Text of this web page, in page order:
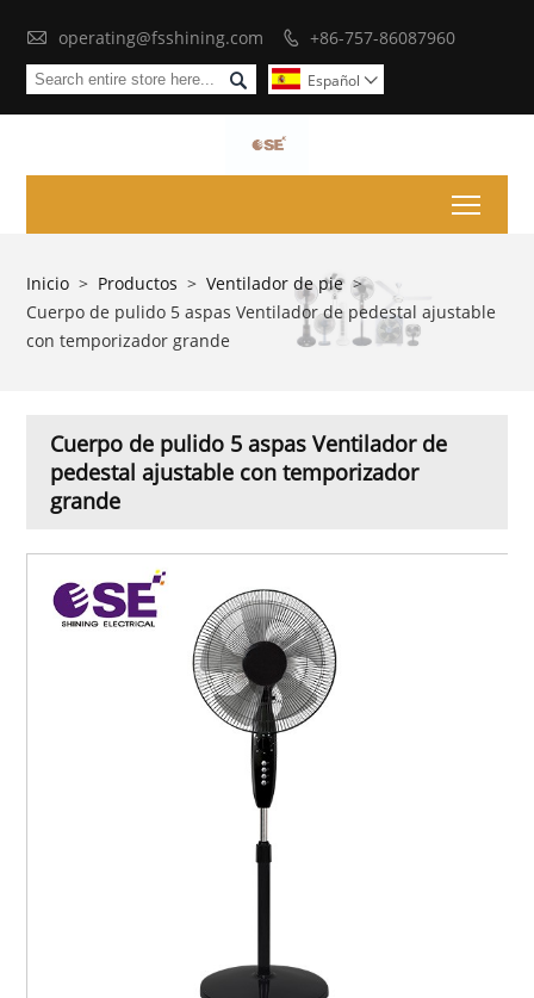
 operating@fsshining.com  +86-757-86087960
 Español 
Inicio > Productos > Ventilador de pie >
Cuerpo de pulido 5 aspas Ventilador de pedestal ajustable
con temporizador grande
Cuerpo de pulido 5 aspas Ventilador de
pedestal ajustable con temporizador
grande